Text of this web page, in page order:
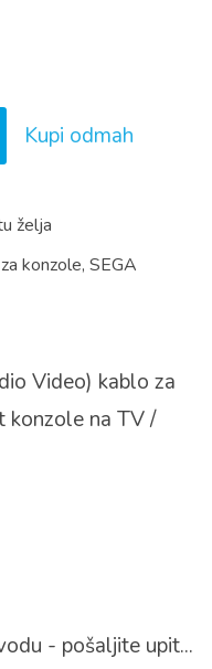
Kupi odmah
želja
konzole, SEGA
Video) kablo za
konzole na TV /
- pošaljite upit...